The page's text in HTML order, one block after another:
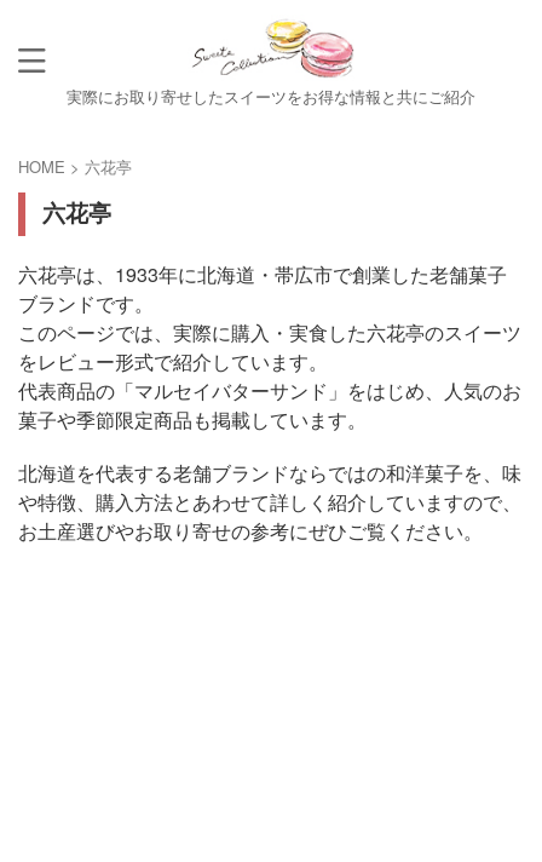
実際にお取り寄せしたスイーツをお得な情報と共にご紹介
HOME > 六花亭
六花亭
六花亭は、1933年に北海道・帯広市で創業した老舗菓子
ブランドです。
このページでは、実際に購入・実食した六花亭のスイーツ
をレビュー形式で紹介しています。
代表商品の「マルセイバターサンド」をはじめ、人気のお
菓子や季節限定商品も掲載しています。
北海道を代表する老舗ブランドならではの和洋菓子を、味
や特徴、購入方法とあわせて詳しく紹介していますので、
お土産選びやお取り寄せの参考にぜひご覧ください。